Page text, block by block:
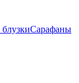
Сарафаны